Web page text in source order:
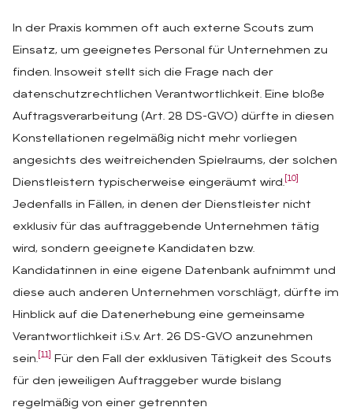
In der Praxis kommen oft auch externe Scouts zum
Einsatz, um geeignetes Personal für Unternehmen zu
finden. Insoweit stellt sich die Frage nach der
datenschutzrechtlichen Verantwortlichkeit. Eine bloße
Auftragsverarbeitung (Art. 28 DS-GVO) dürfte in diesen
Konstellationen regelmäßig nicht mehr vorliegen
angesichts des weitreichenden Spielraums, der solchen
Dienstleistern typischerweise eingeräumt wird. [10]
Jedenfalls in Fällen, in denen der Dienstleister nicht
exklusiv für das auftraggebende Unternehmen tätig
wird, sondern geeignete Kandidaten bzw.
Kandidatinnen in eine eigene Datenbank aufnimmt und
diese auch anderen Unternehmen vorschlägt, dürfte im
Hinblick auf die Datenerhebung eine gemeinsame
Verantwortlichkeit i.S.v. Art. 26 DS-GVO anzunehmen
sein. [11]
Für den Fall der exklusiven Tätigkeit des Scouts
für den jeweiligen Auftraggeber wurde bislang
regelmäßig von einer getrennten